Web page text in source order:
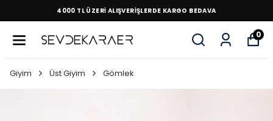
4000 TL ÜZERİ ALIŞVERİŞLERDE KARGO BEDAVA
0
Giyim Üst Giyim Gömlek